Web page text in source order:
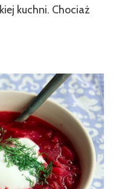
kuchni. Chociaż